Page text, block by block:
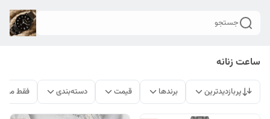
جستجو
ساعت زنانه
پربازدیدترین برندها قیمت دسته‌بندی فقط